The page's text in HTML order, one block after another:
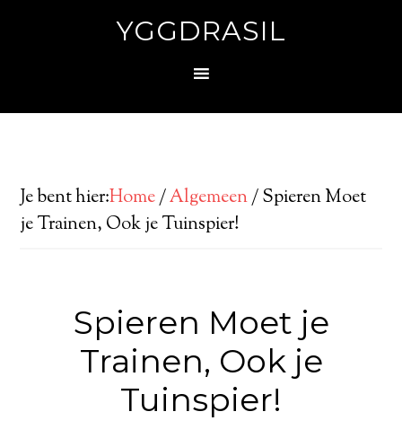
YGGDRASIL
Je bent hier:Home/Algemeen/Spieren Moet
je Trainen, Ook je Tuinspier!
Spieren Moet je
Trainen, Ook je
Tuinspier!